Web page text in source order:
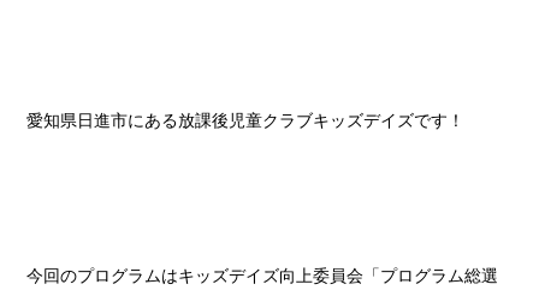
愛知県日進市にある放課後児童クラブキッズデイズです！
今回のプログラムはキッズデイズ向上委員会「プログラム総選